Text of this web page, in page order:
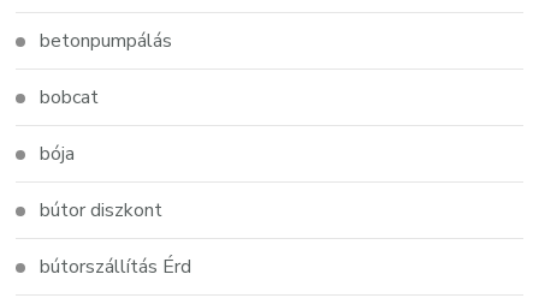
betonpumpálás
bobcat
bója
bútor diszkont
bútorszállítás Érd